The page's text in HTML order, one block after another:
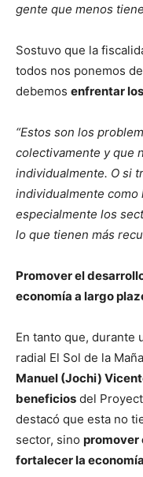
gente que menos
Sostuvo que la
todos nos ponemos
debemos enfrentar
“Estos son los
colectivamente y que
individualmente. O si
individualmente como
especialmente los
lo que tienen más
Promover el
economía a largo
En tanto que, durante
radial El Sol de la
Manuel (Jochi)
beneficios del
destacó que esta no
sector, sino promover
fortalecer la economía